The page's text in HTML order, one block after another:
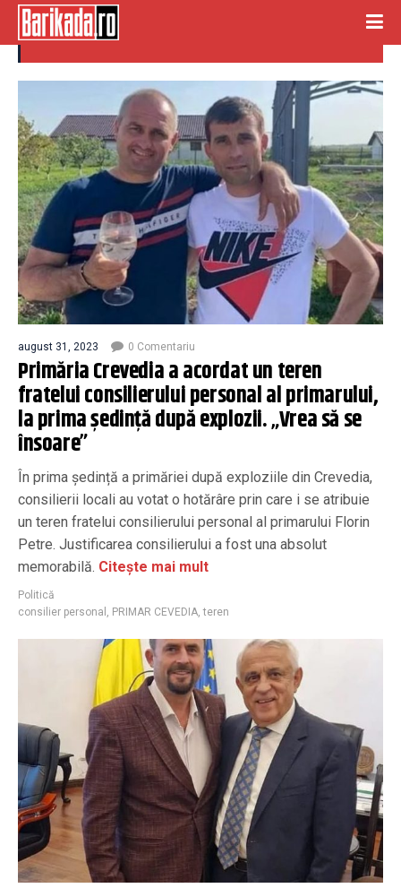
consilier personal
august 31, 2023 0 Comentariu
Primăria Crevedia a acordat un teren
fratelui consilierului personal al primarului,
la prima ședință după explozii. „Vrea să se
însoare”
În prima ședință a primăriei după exploziile din Crevedia,
consilierii locali au votat o hotărâre prin care i se atribuie
un teren fratelui consilierului personal al primarului Florin
Petre. Justificarea consilierului a fost una absolut
memorabilă. Citește mai mult
Politică
consilier personal , PRIMAR CEVEDIA,teren